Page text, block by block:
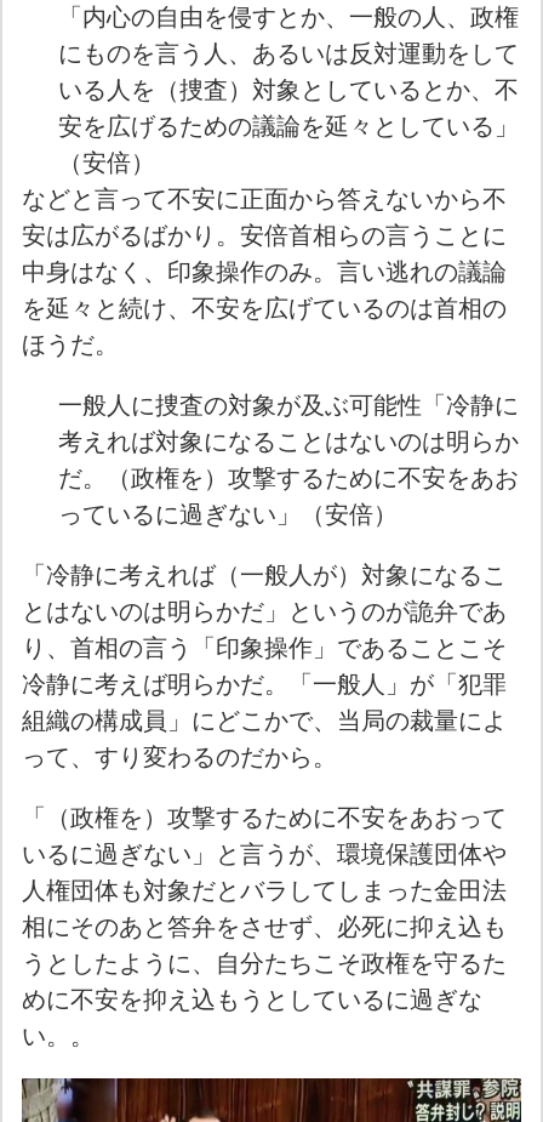
「内心の自由を侵すとか、一般の人、政権
にものを言う人、あるいは反対運動をして
いる人を（捜査）対象としているとか、不
安を広げるための議論を延々としている」
（安倍）
などと言って不安に正面から答えないから不
安は広がるばかり。安倍首相らの言うことに
中身はなく、印象操作のみ。言い逃れの議論
を延々と続け、不安を広げているのは首相の
ほうだ。
一般人に捜査の対象が及ぶ可能性「冷静に
考えれば対象になることはないのは明らか
だ。（政権を）攻撃するために不安をあお
っているに過ぎない」（安倍）
「冷静に考えれば（一般人が）対象になるこ
とはないのは明らかだ」というのが詭弁であ
り、首相の言う「印象操作」であることこそ
冷静に考えば明らかだ。「一般人」が「犯罪
組織の構成員」にどこかで、当局の裁量によ
って、すり変わるのだから。
「（政権を）攻撃するために不安をあおって
いるに過ぎない」と言うが、環境保護団体や
人権団体も対象だとバラしてしまった金田法
相にそのあと答弁をさせず、必死に抑え込も
うとしたように、自分たちこそ政権を守るた
めに不安を抑え込もうとしているに過ぎな
い。。